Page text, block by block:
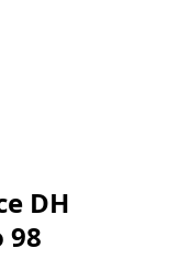
DH
98